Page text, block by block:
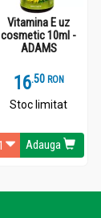
Vitamina E uz
cosmetic 10ml -
ADAMS
16.5 RON
Stoc limitat
Adauga